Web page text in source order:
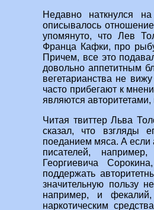
Недавно наткнулся
описывалось
упомянуто, что Лев
Франца Кафки, про
Причем, все это
довольно аппетитным
вегетарианства не
часто прибегают к
являются
Читая твиттер Льва
сказал, что взгляды
поеданием мяса. А если
писателей,
Георгиевича
поддержать
значительную пользу
например, и
наркотическим